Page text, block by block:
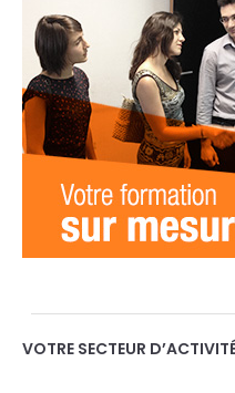
VOTRE SECTEUR